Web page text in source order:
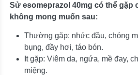
Sử esomeprazol 40mg có thể gặp
không mong muốn sau:
Thường gặp: nhức đầu, chóng
bụng, đầy hơi, táo bón.
It gặp: Viêm da, ngứa, mề đay,
miệng.